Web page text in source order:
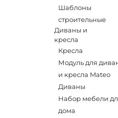
Шаблоны
строительные
Диваны и
кресла
Кресла
Модуль для
и кресла Mateo
Диваны
Набор мебели
дома